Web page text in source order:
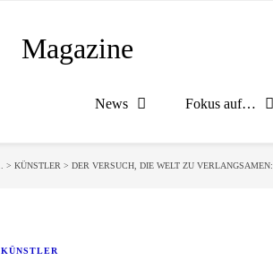
Magazine
News Fokus auf…
> KÜNSTLER > DER VERSUCH, DIE WELT ZU
KÜNSTLER